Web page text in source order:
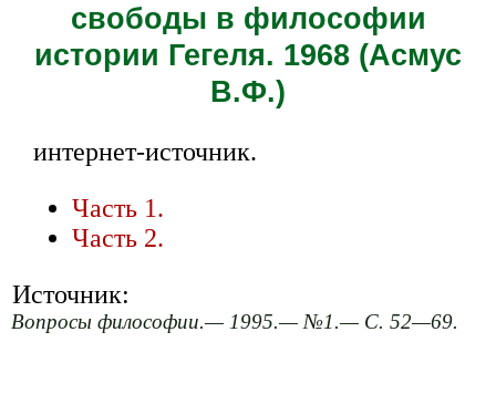
свободы в философии
истории Гегеля. 1968 (Асмус
В.Ф.)
интернет-источник.
Часть 1.
Часть 2.
Источник:
Вопросы философии.— 1995.— №1.— С. 52—69.